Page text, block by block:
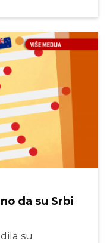
da su Srbi
su